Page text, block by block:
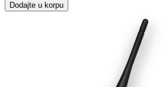
Dodajte u korpu